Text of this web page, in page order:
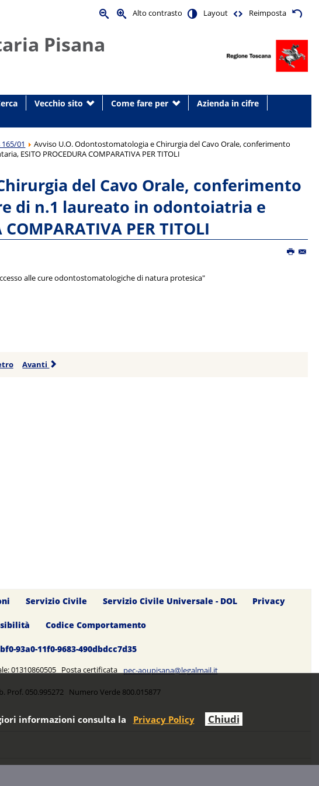
Alto contrasto Layout Reimposta
Pisana
Vecchio sito Come fare per
Azienda in cifre
01
Avviso U.O. Odontostomatologia e Chirurgia del Cavo Orale, conferimento
ESITO PROCEDURA COMPARATIVA PER TITOLI
del Cavo Orale, conferimento
di n.1 laureato in odontoiatria e
PER TITOLI
alle cure odontostomatologiche di natura protesica"
Avanti
Servizio Civile Servizio Civile Universale - DOL Privacy
Codice Comportamento
93a0-11f0-9683-490dbdcc7d35
01310860505 Posta certificata pec-aoupisana@legalmail.it
Prof. 050.995272 Numero Verde 800.015877
informazioni consulta la Privacy Policy Chiudi